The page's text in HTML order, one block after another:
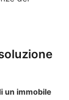
un immobile